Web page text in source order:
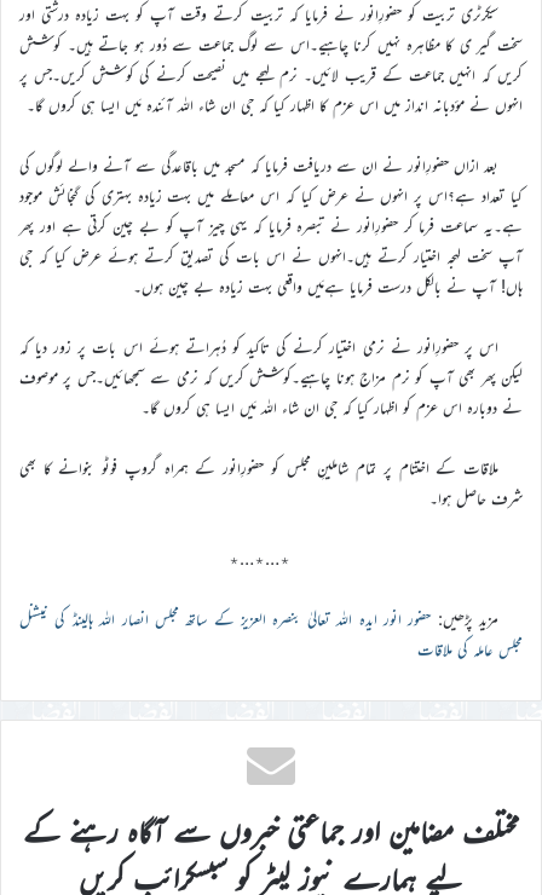
سیکرٹری تربیت کو حضورِانور نے فرمایا کہ تربیت کرتے وقت آپ کو بہت زیادہ درشتی اور
سخت گیر ی کا مظاہرہ نہیں کرنا چاہیے۔اس سے لوگ جماعت سے دُور ہو جاتے ہیں۔ کوشش
کریں کہ انہیں جماعت کے قریب لائیں۔ نرم لہجے میں نصیحت کرنے کی کوشش کریں۔جس پر
انہوں نے مؤدبانہ انداز میں اس عزم کا اظہار کیا کہ جی ان شاء اللہ آئندہ مَیں ایسا ہی کروں گا۔
بعد ازاں حضورِانور نے ان سے دریافت فرمایا کہ مسجد میں باقاعدگی سے آنے والے لوگوں کی
کیا تعداد ہے؟اس پر انہوں نے عرض کیا کہ اس معاملے میں بہت زیادہ بہتری کی گنجائش موجود
ہے۔یہ سماعت فرما کر حضورِانور نے تبصرہ فرمایا کہ یہی چیز آپ کو بے چین کرتی ہے اور پھر
آپ سخت لہجہ اختیار کرتے ہیں۔انہوں نے اس بات کی تصدیق کرتے ہوئے عرض کیا کہ جی
ہاں! آپ نے بالکل درست فرمایا ہےمَیں واقعی بہت زیادہ بے چین ہوں۔
اس پر حضورِانور نے نرمی اختیار کرنے کی تاکید کو دُہراتے ہوئے اس بات پر زور دیا کہ
لیکن پھر بھی آپ کو نرم مزاج ہونا چاہیے۔کوشش کریں کہ نرمی سے سمجھائیں۔جس پر موصوف
نے دوبارہ اس عزم کو اظہار کیا کہ جی ان شاء اللہ مَیں ایسا ہی کروں گا۔
ملاقات کے اختتام پر تمام شاملینِ مجلس کو حضورِانور کے ہمراہ گروپ فوٹو بنوانے کا بھی
شرف حاصل ہوا۔
٭…٭…٭
مزید پڑھیں: حضور انور ایدہ اللہ تعالیٰ بنصرہ العزیز کے ساتھ مجلس انصار اللہ ہالینڈ کی نیشنل
مجلس عاملہ کی ملاقات
مختلف مضامین اور جماعتی خبروں سے آگاہ رہنے کے
لیے ہمارے نیوز لیٹر کو سبسکرائب کریں